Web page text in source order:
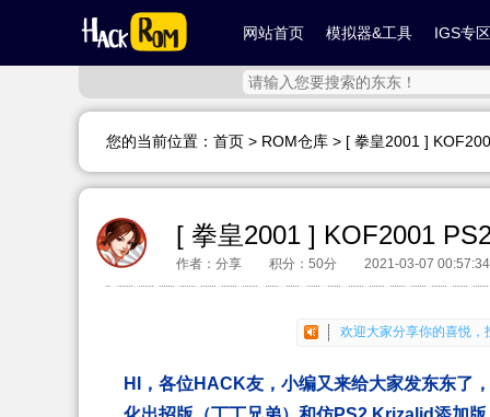
网站首页 模拟器&工具 IGS专区
您的当前位置： 首页 > ROM仓库 > [ 拳皇2001 ]
[ 拳皇2001 ] KOF2001
作者：分享 积分：50分 2021-03-07 00:57:34
欢迎大家分享你的喜悦
欢迎大家分享你的喜悦
HI，各位HACK友，小编又来给大家发东东了